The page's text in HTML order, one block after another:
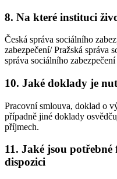
8. Na které instituci
Česká správa sociálního
zabezpečení/ Pražská správa
správa sociálního
10. Jaké doklady je
Pracovní smlouva, doklad o
případně jiné doklady
příjmech.
11. Jaké jsou
dispozici